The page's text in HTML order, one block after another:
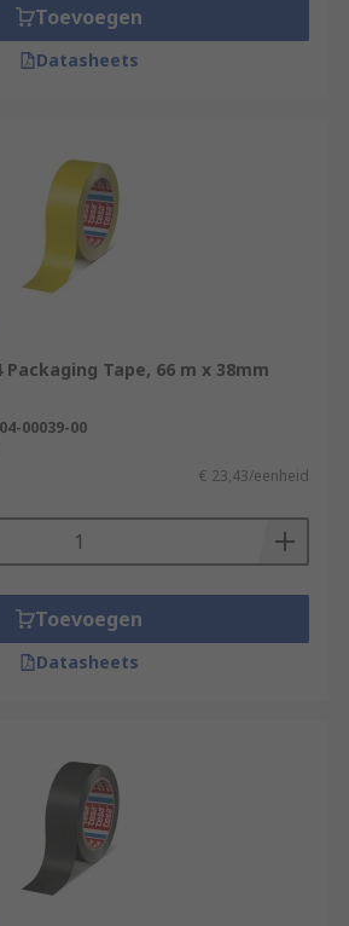
Toevoegen
Datasheets
Packaging Tape, 66 m x 38mm
00039-00
€ 23,43/eenheid
Toevoegen
Datasheets